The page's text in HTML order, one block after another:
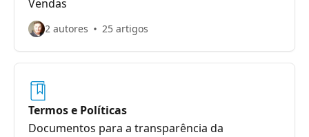
Vendas
2 autores 25 artigos
Termos e Políticas
Documentos para a transparência da